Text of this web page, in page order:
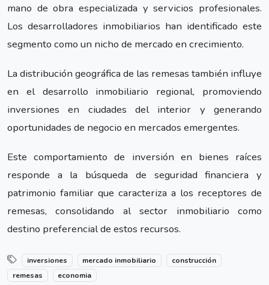
mano de obra especializada y servicios profesionales.
Los desarrolladores inmobiliarios han identificado este
segmento como un nicho de mercado en crecimiento.
La distribución geográfica de las remesas también influye
en el desarrollo inmobiliario regional, promoviendo
inversiones en ciudades del interior y generando
oportunidades de negocio en mercados emergentes.
Este comportamiento de inversión en bienes raíces
responde a la búsqueda de seguridad financiera y
patrimonio familiar que caracteriza a los receptores de
remesas, consolidando al sector inmobiliario como
destino preferencial de estos recursos.
inversiones mercado inmobiliario
construcción
remesas
economia